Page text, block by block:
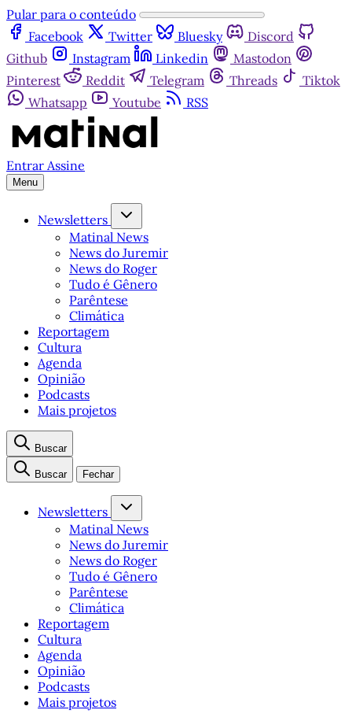
Pular para o conteúdo
Facebook
Twitter Bluesky
Discord
Github
Instagram Linkedin
Mastodon
Pinterest
Reddit Telegram Threads
Tiktok
Whatsapp
Youtube RSS
Entrar Assine
Menu
Newsletters
Matinal News
News do Juremir
News do Roger
Tudo é Gênero
Parêntese
Climática
Reportagem
Cultura
Agenda
Opinião
Podcasts
Mais projetos
Buscar
Buscar Fechar
Newsletters
Matinal News
News do Juremir
News do Roger
Tudo é Gênero
Parêntese
Climática
Reportagem
Cultura
Agenda
Opinião
Podcasts
Mais projetos